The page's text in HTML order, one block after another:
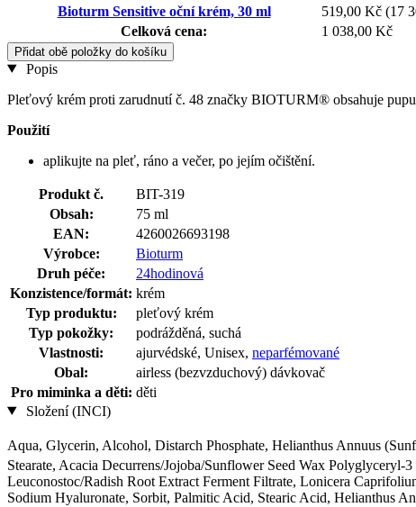
Bioturm Sensitive oční krém, 30 ml
519,00 Kč (17
Celková cena:
1 038,00 Kč
Přidat obě položky do košíku
Popis
Pleťový krém proti zarudnutí č. 48 značky BIOTURM® obsahuje
Použití
aplikujte na pleť, ráno a večer, po jejím očištění.
Produkt č.
BIT-319
Obsah:
75 ml
EAN:
4260026693198
Výrobce:
Bioturm
Druh péče:
24hodinová
Konzistence/formát: krém
Typ produktu:
pleťový krém
Typ pokožky:
podrážděná, suchá
Vlastnosti:
ajurvédské, Unisex, neparfémované
Obal:
airless (bezvzduchový) dávkovač
Pro miminka a děti: děti
Složení (INCI)
Aqua, Glycerin, Alcohol, Distarch Phosphate, Helianthus Annuus
Stearate, Acacia Decurrens/Jojoba/Sunflower Seed Wax
Leuconostoc/Radish Root Extract Ferment Filtrate, Lonicera
Sodium Hyaluronate, Sorbit, Palmitic Acid, Stearic Acid, Helianthus